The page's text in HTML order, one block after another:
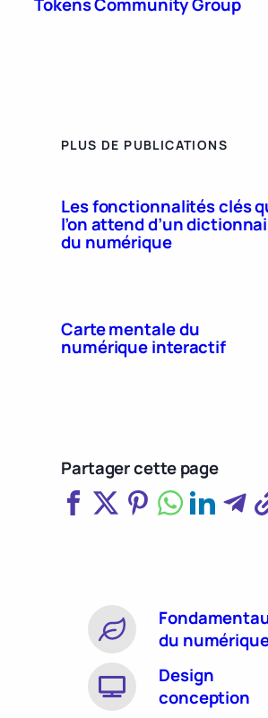
PLUS DE PUBLICATIONS
Les fonctionnalités clés
l’on attend d’un
du numérique
Carte mentale du
numérique interactif
Partager cette page
du
Design
conception